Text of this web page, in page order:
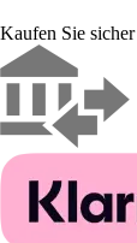
Kaufen Sie